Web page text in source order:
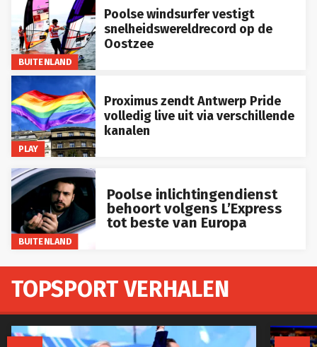
BUITENLAND
Poolse windsurfer vestigt
snelheidswereldrecord op de
Oostzee
PLAY
Proximus zendt Antwerp Pride
volledig live uit via verschillende
kanalen
BUITENLAND
behoort volgens L’Express
tot beste van Europa
TOPSPORT VERHALEN